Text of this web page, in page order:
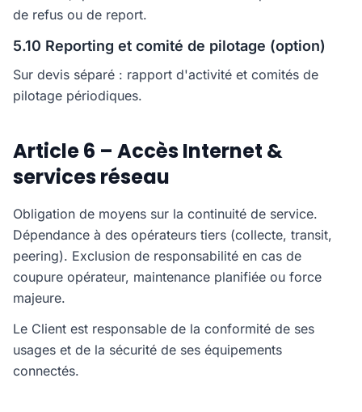
de refus ou de report.
5.10 Reporting et comité de pilotage (option)
Sur devis séparé : rapport d'activité et comités de
pilotage périodiques.
Article 6 – Accès Internet &
services réseau
Obligation de moyens sur la continuité de service.
Dépendance à des opérateurs tiers (collecte, transit,
peering). Exclusion de responsabilité en cas de
coupure opérateur, maintenance planifiée ou force
majeure.
Le Client est responsable de la conformité de ses
usages et de la sécurité de ses équipements
connectés.